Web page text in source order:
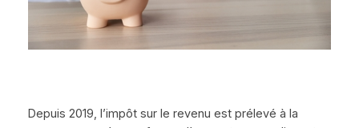
Depuis 2019, l’impôt sur le revenu est prélevé à la